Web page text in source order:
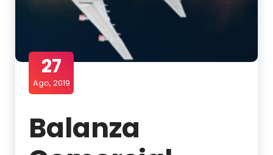
27
Ago, 2019
Balanza